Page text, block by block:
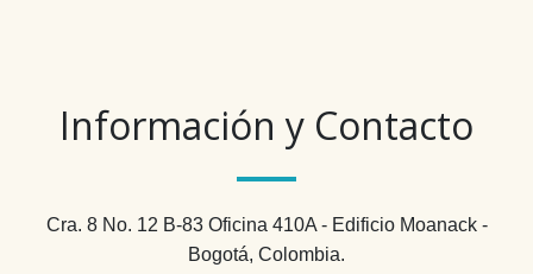
Información y Contacto
Cra. 8 No. 12 B-83 Oficina 410A - Edificio Moanack -
Bogotá, Colombia.